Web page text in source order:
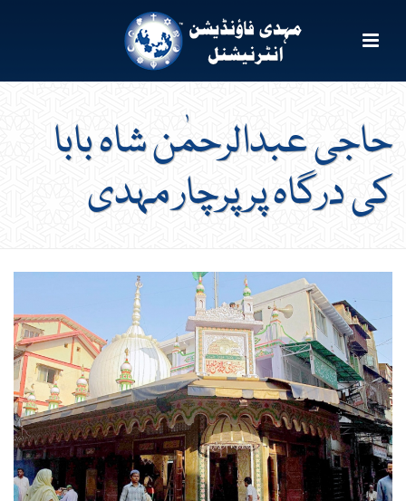
حاجی عبدالرحمٰن شاہ بابا
کی درگاہ پر پرچار مہدی